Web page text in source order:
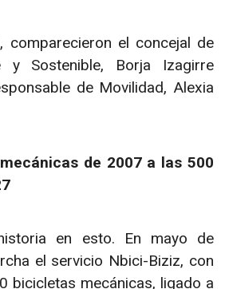
comparecieron el concejal de
y Sostenible, Borja Izagirre
de Movilidad, Alexia
de 2007 a las 500
en esto. En mayo de
el servicio Nbici-Biziz, con
bicicletas mecánicas, ligado a